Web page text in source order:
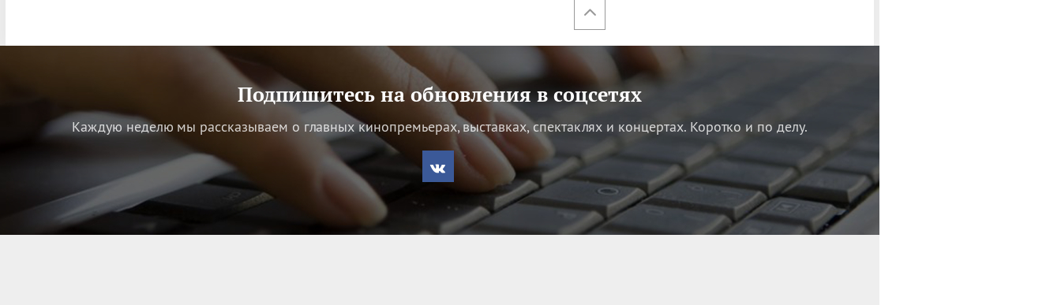
Подпишитесь на обновления в соцсетях
Каждую неделю мы рассказываем о главных кинопремьерах, выставках, спектаклях и концертах. Коротко и по делу.